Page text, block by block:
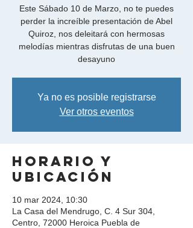
Este Sábado 10 de Marzo, no te puedes
perder la increíble presentación de Abel
Quiroz, nos deleitará con hermosas
melodías mientras disfrutas de una buen
desayuno
Ya no es posible registrarse
Ver otros eventos
Horario y
ubicación
10 mar 2024, 10:30
La Casa del Mendrugo, C. 4 Sur 304,
Centro, 72000 Heroica Puebla de